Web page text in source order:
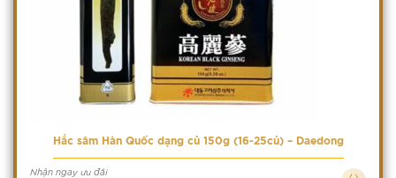
Hắc sâm Hàn Quốc dạng củ 150g (16-25củ) – Daedong
Nhận ngay ưu đãi